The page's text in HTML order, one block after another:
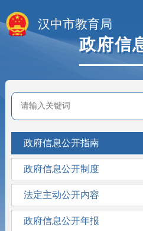
汉中市教育局
政府信
政府信息公开指南
政府信息公开制度
法定主动公开内容
政府信息公开年报